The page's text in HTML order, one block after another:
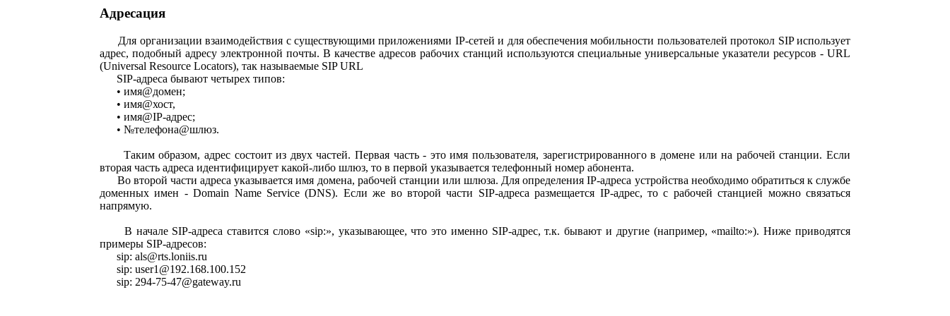
Адресация
Для организации взаимодействия с существующими приложениями IP-сетей и для обеспечения мобильности пользователей протокол SIP использует
адрес, подобный адресу электронной почты. В качестве адресов рабочих станций используются специальные универсальные указатели ресурсов - URL
(Universal Resource Locators), так называемые SIP URL
SIP-адреса бывают четырех типов:
• имя@домен;
• имя@хост,
• имя@IР-адрес;
• №телефона@шлюз.
Таким образом, адрес состоит из двух частей. Первая часть - это имя пользователя, зарегистрированного в домене или на рабочей станции. Если
вторая часть адреса идентифицирует какой-либо шлюз, то в первой указывается телефонный номер абонента.
Во второй части адреса указывается имя домена, рабочей станции или шлюза. Для определения IP-адреса устройства необходимо обратиться к службе
доменных имен - Domain Name Service (DNS). Если же во второй части SIP-адреса размещается IP-адрес, то с рабочей станцией можно связаться
напрямую.
В начале SIP-адреса ставится слово «sip:», указывающее, что это именно SIP-адрес, т.к. бывают и другие (например, «mailto:»). Ниже приводятся
примеры SIP-адресов:
sip: als@rts.loniis.ru
sip: user1@192.168.100.152
sip: 294-75-47@gateway.ru